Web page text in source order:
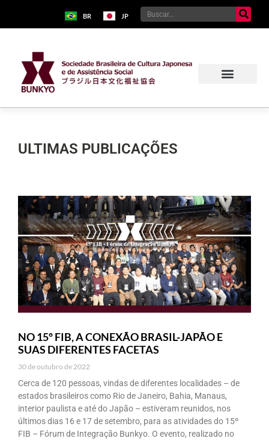
BR JP
ULTIMAS PUBLICAÇÕES
NO 15º FIB, A CONEXÃO BRASIL-JAPÃO E
SUAS DIFERENTES FACETAS
30 de outubro de 2022
Cerca de 120 pessoas, vindas de diferentes localidades – de
estados brasileiros como Rio de Janeiro, Bahia, Manaus,
interior paulista e até do Japão – estiveram reunidos, nos
últimos dias 16 e 17 de setembro, para as atividades do 15º
FIB – Fórum de Integração Bunkyo. O evento, realizado no